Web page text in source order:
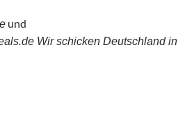
und
Wir schicken Deutschland in
Score (NPS)